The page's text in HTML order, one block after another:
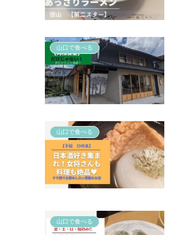
山口で食べる
山口で食べる
山口で食べる